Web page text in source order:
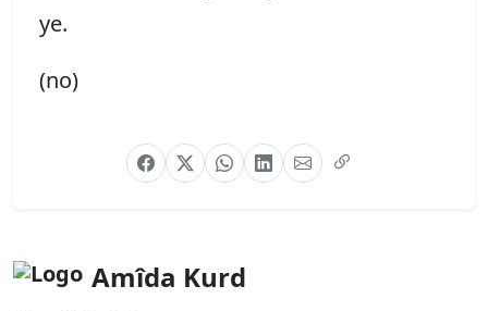
ye.
(no)
Amîda Kurd